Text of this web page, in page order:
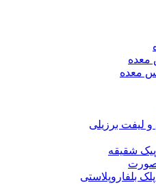
معده
معده
لیفت برزیلی
شقیقه
بلفاروپلاستی